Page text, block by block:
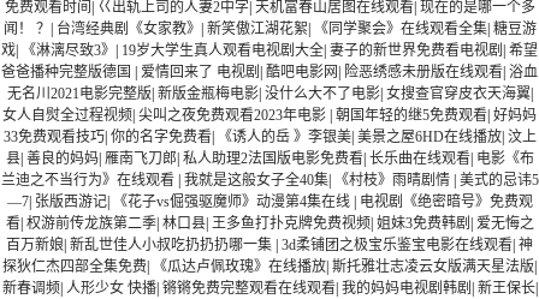
免费观看时间| 巜出轨上司的人妻2中字| 天机富春山居图在线观看| 现在的是哪一个多
闻！ ？ | 台湾经典剧《女家教》 | 新笑傲江湖花絮| 《同学聚会》在线观看全集| 糖豆游
戏| 《淋漓尽致3》 | 19岁大学生真人观看电视剧大全| 妻子的新世界免费看电视剧 | 希望
爸爸播种完整版德国 | 爱情回来了 电视剧 | 酷吧电影网| 险恶绣感未册版在线观看| 浴血
无名川2021电影完整版| 新版金瓶梅电影| 没什么大不了电影| 女搜查官穿皮衣天海翼|
女人自熨全过程视频| 尖叫之夜免费观看2023年电影 | 朝国年轻的继5免费观看| 好妈妈
33免费观看技巧| 你的名字免费看| 《诱人的岳 》李银美| 美景之屋6HD在线播放| 汶上
县| 善良的妈妈| 雁南飞刀郎| 私人助理2法国版电影免费看| 长乐曲在线观看| 电影《布
兰迪之不当行为》在线观看 | 我就是这般女子全40集| 《村枝》雨晴剧情 | 美式的忌讳5
—7| 张版西游记| 《花子vs倔强驱魔师》动漫第4集在线 | 电视剧《绝密暗号》免费观
看| 权游前传龙族第二季| 林口县| 王多鱼打扑克牌免费视频| 姐妹3免费韩剧 | 爱无悔之
百万新娘| 新乱世佳人小叔吃扔扔扔哪一集 | 3d柔铺团之极宝乐鉴宝电影在线观看| 神
探狄仁杰四部全集免费| 《瓜达卢佩玫瑰》在线播放| 斯托雅壮志凌云女版满天星法版|
新春调频| 人形少女 快播| 锵锵免费完整观看在线观看| 我的妈妈电视剧韩剧 | 新王保长|